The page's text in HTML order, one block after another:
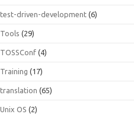
test-driven-development (6)
Tools (29)
TOSSConf (4)
Training (17)
translation (65)
Unix OS (2)